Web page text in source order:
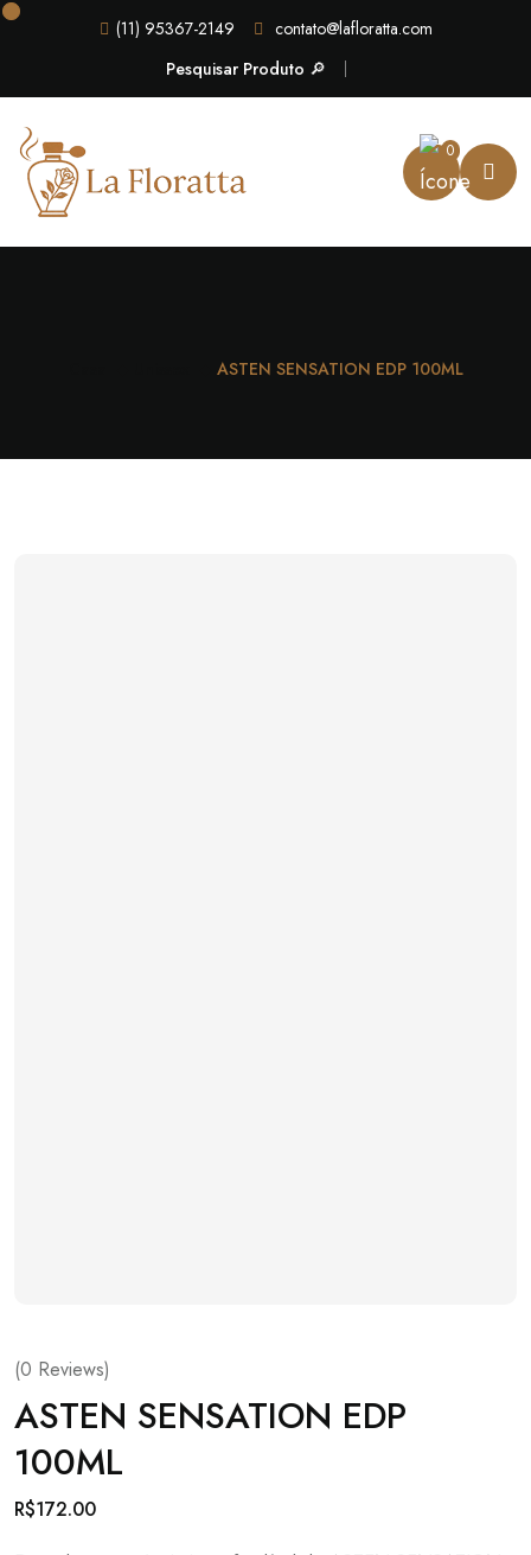
(11) 95367-2149
contato@lafloratta.com
Pesquisar Produto 🔎
0
ASTEN SENSATION EDP 100ML
(0 Reviews)
ASTEN SENSATION EDP
100ML
R$172.00